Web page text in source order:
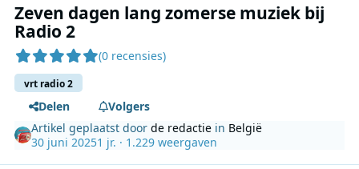
Zeven dagen lang zomerse muziek bij
Radio 2
(0 recensies)
vrt radio 2
Delen
Volgers
Artikel geplaatst doorde redactie in België
30 juni 20251 jr. · 1.229 weergaven